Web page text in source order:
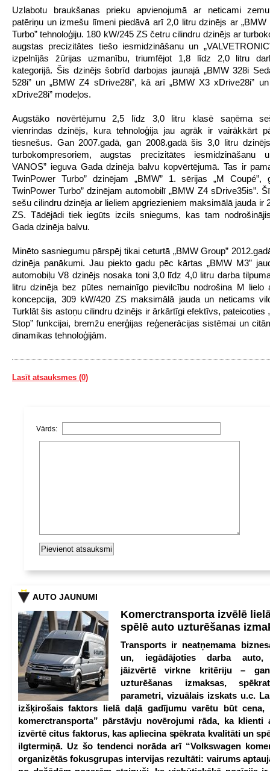
Uzlabotu braukšanas prieku apvienojumā ar neticami
patēriņu un izmešu līmeni piedāvā arī 2,0 litru dzinējs ar „BMW
Turbo” tehnoloģiju. 180 kW/245 ZS četru cilindru dzinējs ar
augstas precizitātes tiešo iesmidzināšanu un
izpelnījās žūrijas uzmanību, triumfējot 1,8 līdz 2,0 litru
kategorijā. Šis dzinējs šobrīd darbojas jaunajā „BMW 328i
528i” un „BMW Z4 sDrive28i”, kā arī „BMW X3 xDrive28i”
xDrive28i” modeļos.
Augstāko novērtējumu 2,5 līdz 3,0 litru klasē saņēma
vienrindas dzinējs, kura tehnoloģija jau agrāk ir vairākkārt
tiesnešus. Gan 2007.gadā, gan 2008.gadā šis 3,0 litru
turbokompresoriem, augstas precizitātes iesmidzināšanu
VANOS” ieguva Gada dzinēja balvu kopvērtējumā. Tas ir
TwinPower Turbo” dzinējam „BMW” 1. sērijas „M Coupé”,
TwinPower Turbo” dzinējam automobilī „BMW Z4 sDrive35is”.
sešu cilindru dzinēja ar lieliem apgriezieniem maksimālā jauda ir
ZS. Tādējādi tiek iegūts izcils sniegums, kas tam
Gada dzinēja balvu.
Minēto sasniegumu pārspēj tikai ceturtā „BMW Group”
dzinēja panākumi. Jau piekto gadu pēc kārtas „BMW M3”
automobiļu V8 dzinējs nosaka toni 3,0 līdz 4,0 litru darba
litru dzinēja bez pūtes nemainīgo pievilcību nodrošina M lielo
koncepcija, 309 kW/420 ZS maksimālā jauda un neticams
Turklāt šis astoņu cilindru dzinējs ir ārkārtīgi efektīvs, pateicoties
Stop” funkcijai, bremžu enerģijas reģenerācijas sistēmai un
dinamikas tehnoloģijām.
Lasīt atsauksmes (0)
Vārds:
AUTO JAUNUMI
Komerctransporta izvēlē
spēlē auto uzturēšanas
Transports ir neatņemama
un, iegādājoties darba auto,
jāizvērtē virkne kritēriju –
uzturēšanas izmaksas,
parametri, vizuālais izskats u.c.
izšķirošais faktors lielā daļā gadījumu varētu būt cena,
komerctransporta” pārstāvju novērojumi rāda, ka klienti
izvērtē citus faktorus, kas apliecina spēkrata kvalitāti un
ilgtermiņā. Uz šo tendenci norāda arī “Volkswagen
organizētās fokusgrupas intervijas rezultāti: vairums